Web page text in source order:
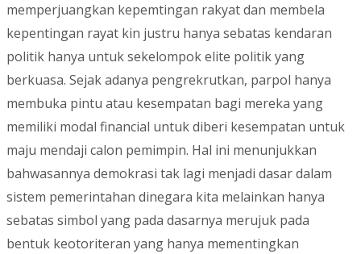
memperjuangkan kepemtingan rakyat dan membela
kepentingan rayat kin justru hanya sebatas kendaran
politik hanya untuk sekelompok elite politik yang
berkuasa. Sejak adanya pengrekrutkan, parpol hanya
membuka pintu atau kesempatan bagi mereka yang
memiliki modal financial untuk diberi kesempatan untuk
maju mendaji calon pemimpin. Hal ini menunjukkan
bahwasannya demokrasi tak lagi menjadi dasar dalam
sistem pemerintahan dinegara kita melainkan hanya
sebatas simbol yang pada dasarnya merujuk pada
bentuk keotoriteran yang hanya mementingkan